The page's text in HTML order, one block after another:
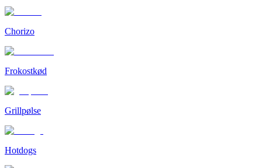
Chorizo
Frokostkød
Grillpølse
Hotdogs